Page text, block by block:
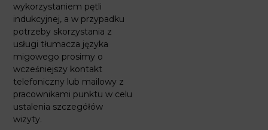
wykorzystaniem pętli
indukcyjnej, a w przypadku
potrzeby skorzystania z
usługi tłumacza języka
migowego prosimy o
wcześniejszy kontakt
telefoniczny lub mailowy z
pracownikami punktu w celu
ustalenia szczegółów
wizyty.